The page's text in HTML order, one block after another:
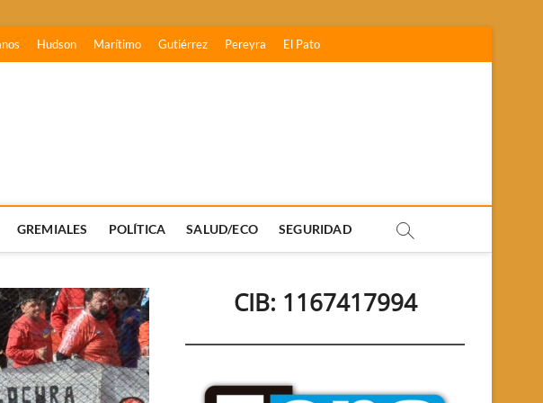
Hudson Marítimo Gutiérrez Pereyra El Pato
GREMIALES POLÍTICA SALUD/ECO SEGURIDAD
CIB: 1167417994